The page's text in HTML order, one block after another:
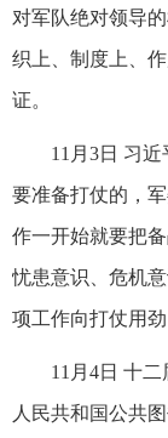
对军队绝对领导
织上、制度上、
证。
11月3日 习
要准备打仗的，
作一开始就要把
忧患意识、危机
项工作向打仗用
11月4日 十
人民共和国公共